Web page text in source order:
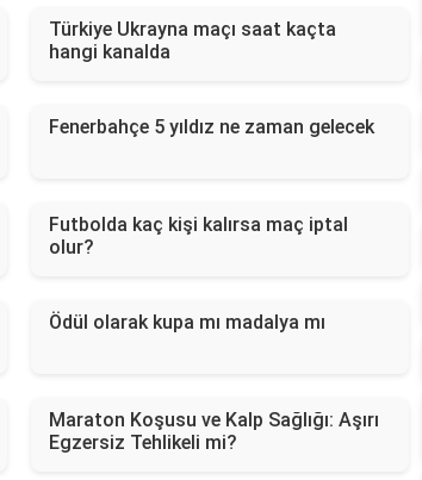
Türkiye Ukrayna maçı saat kaçta
hangi kanalda
Fenerbahçe 5 yıldız ne zaman gelecek
Futbolda kaç kişi kalırsa maç iptal
olur?
Ödül olarak kupa mı madalya mı
Maraton Koşusu ve Kalp Sağlığı: Aşırı
Egzersiz Tehlikeli mi?